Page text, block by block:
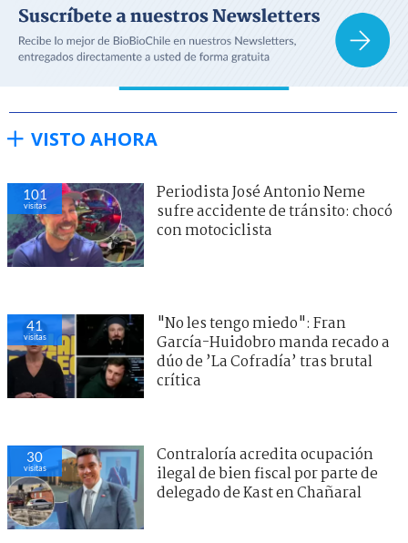
VISTO AHORA
101
visitas
Periodista José Antonio Neme
sufre accidente de tránsito: chocó
con motociclista
41
visitas
"No les tengo miedo": Fran
García-Huidobro manda recado a
dúo de ’La Cofradía’ tras brutal
crítica
30
visitas
Contraloría acredita ocupación
ilegal de bien fiscal por parte de
delegado de Kast en Chañaral